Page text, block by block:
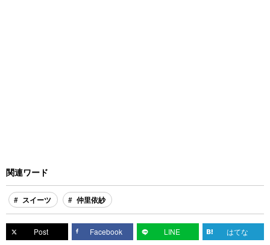
関連ワード
スイーツ 仲里依紗
Post Facebook LINE はてな